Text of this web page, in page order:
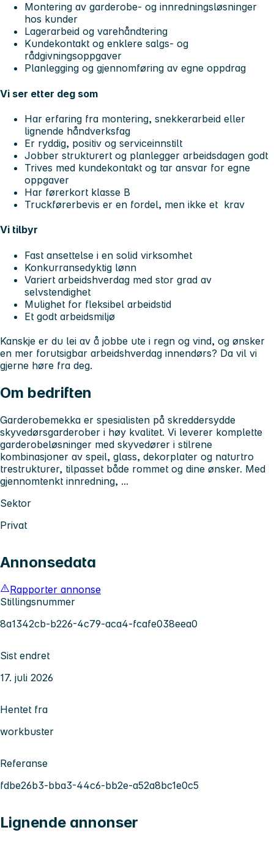
Montering av garderobe- og innredningsløsninger
hos kunder
Lagerarbeid og varehåndtering
Kundekontakt og enklere salgs- og
rådgivningsoppgaver
Planlegging og gjennomføring av egne oppdrag
Vi ser etter deg som
Har erfaring fra montering, snekkerarbeid eller
lignende håndverksfag
Er ryddig, positiv og serviceinnstilt
Jobber strukturert og planlegger arbeidsdagen godt
Trives med kundekontakt og tar ansvar for egne
oppgaver
Har førerkort klasse B
Truckførerbevis er en fordel, men ikke et krav
Vi tilbyr
Fast ansettelse i en solid virksomhet
Konkurransedyktig lønn
Variert arbeidshverdag med stor grad av
selvstendighet
Mulighet for fleksibel arbeidstid
Et godt arbeidsmiljø
Kanskje er du lei av å jobbe ute i regn og vind, og ønsker
en mer forutsigbar arbeidshverdag innendørs? Da vil vi
gjerne høre fra deg.
Om bedriften
Garderobemekka er spesialisten på skreddersydde
skyvedørsgarderober i høy kvalitet. Vi leverer komplette
garderobeløsninger med skyvedører i stilrene
kombinasjoner av speil, glass, dekorplater og naturtro
trestrukturer, tilpasset både rommet og dine ønsker. Med
gjennomtenkt innredning, ...
Sektor
Privat
Annonsedata
Rapporter annonse
Stillingsnummer
8a1342cb-b226-4c79-aca4-fcafe038eea0
Sist endret
17. juli 2026
Hentet fra
workbuster
Referanse
fdbe26b3-bba3-44c6-bb2e-a52a8bc1e0c5
Lignende annonser